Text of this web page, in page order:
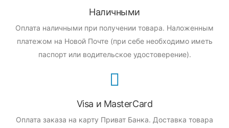
Наличными
Оплата наличными при получении товара. Наложенным
платежом на Новой Почте (при себе необходимо иметь
паспорт или водительское удостоверение).
Visa и MasterCard
Оплата заказа на карту Приват Банка. Доставка товара